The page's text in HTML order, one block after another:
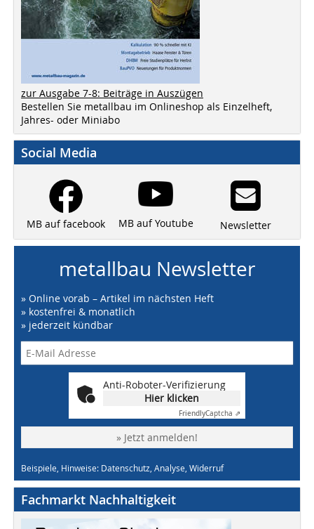
zur Ausgabe 7-8: Beiträge in Auszügen
Bestellen Sie metallbau im Onlineshop als Einzelheft,
Jahres- oder Miniabo
Social Media
MB auf facebook MB auf Youtube Newsletter
metallbau Newsletter
» Online vorab – Artikel im nächsten Heft
» kostenfrei & monatlich
» jederzeit kündbar
Anti-Roboter-Verifizierung
Hier klicken
FriendlyCaptcha ⇗
» Jetzt anmelden!
Beispiele, Hinweise: Datenschutz, Analyse, Widerruf
Fachmarkt Nachhaltigkeit